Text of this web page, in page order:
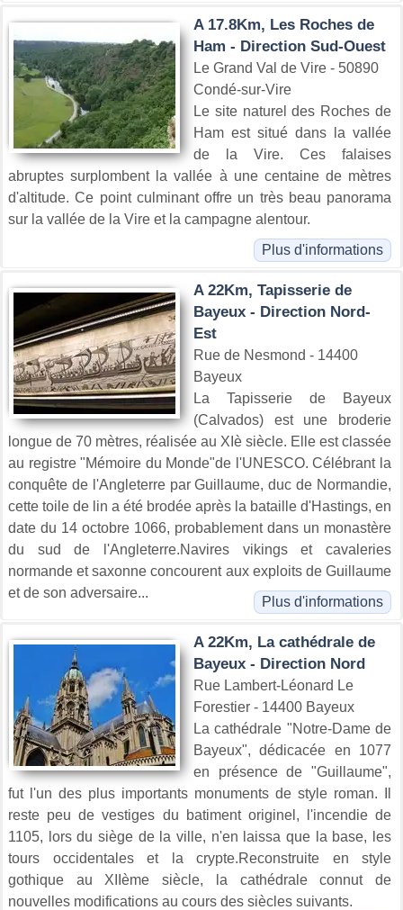
A 17.8Km, Les Roches de
Ham - Direction Sud-Ouest
Le Grand Val de Vire - 50890
Condé-sur-Vire
Le site naturel des Roches de
Ham est situé dans la vallée
de la Vire. Ces falaises
abruptes surplombent la vallée à une centaine de mètres
d'altitude. Ce point culminant offre un très beau panorama
sur la vallée de la Vire et la campagne alentour.
Plus d'informations
A 22Km, Tapisserie de
Bayeux - Direction Nord-
Est
Rue de Nesmond - 14400
Bayeux
La Tapisserie de Bayeux
(Calvados) est une broderie
longue de 70 mètres, réalisée au XIè siècle. Elle est classée
au registre "Mémoire du Monde"de l'UNESCO. Célébrant la
conquête de l'Angleterre par Guillaume, duc de Normandie,
cette toile de lin a été brodée après la bataille d'Hastings, en
date du 14 octobre 1066, probablement dans un monastère
du sud de l'Angleterre.Navires vikings et cavaleries
normande et saxonne concourent aux exploits de Guillaume
et de son adversaire...
Plus d'informations
A 22Km, La cathédrale de
Bayeux - Direction Nord
Rue Lambert-Léonard Le
Forestier - 14400 Bayeux
La cathédrale "Notre-Dame de
Bayeux", dédicacée en 1077
en présence de "Guillaume",
fut l'un des plus importants monuments de style roman. Il
reste peu de vestiges du batiment originel, l'incendie de
1105, lors du siège de la ville, n'en laissa que la base, les
tours occidentales et la crypte.Reconstruite en style
gothique au XIIème siècle, la cathédrale connut de
nouvelles modifications au cours des siècles suivants.